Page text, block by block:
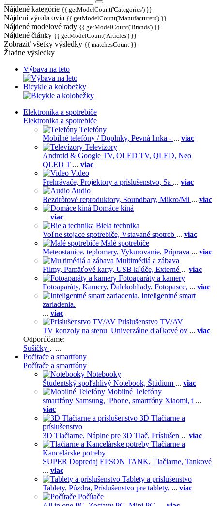
Nájdené kategórie {{ getModelCount('Categories') }}
Nájdení výrobcovia {{ getModelCount('Manufacturers') }}
Nájdené modelové rady {{ getModelCount('Brands') }}
Nájdené články {{ getModelCount('Articles') }}
Zobraziť všetky výsledky {{ matchesCount }}
Žiadne výsledky
Výbava na leto
Bicykle a kolobežky
Elektronika a spotrebiče
Elektronika a spotrebiče
Telefóny
Mobilné telefóny / Doplnky, Pevná linka - ... viac
Televízory
Android & Google TV, OLED TV, QLED, Neo
QLED T ... viac
Video
Prehrávače, Projektory a príslušenstvo, Sa ... viac
Audio
Bezdrôtové reproduktory, Soundbary, Mikro/Mi ... viac
Domáce kiná
... viac
Biela technika
Voľne stojace spotrebiče, Vstavané spotreb ... viac
Malé spotrebiče
Meteostanice, teplomery, Vykurovanie, Príprava ... viac
Multimédiá a zábava
Filmy, Pamäťové karty, USB kľúče, Externé ... viac
Fotoaparáty a kamery
Fotoaparáty, Kamery, Ďalekohľady, Fotopasce, ... viac
Inteligentné smart
zariadenia.
... viac
Príslušenstvo TV/AV
TV konzoly na stenu, Univerzálne diaľkové ov ... viac
Odporúčame:
Sušičky , ...
Počítače a smartfóny
Počítače a smartfóny
Notebooky
Študentský spoľahlivý Notebook, Štúdium ... viac
Mobilné Telefóny
smartfóny Samsung, iPhone, smartfóny Xiaomi, t ...
viac
3D Tlačiarne a
príslušenstvo
3D Tlačiarne, Náplne pre 3D Tlač, Príslušen ... viac
Tlačiarne a
Kancelárske potreby
SUPER Dopredaj EPSON TANK, Tlačiarne, Tankové
... viac
Tablety a príslušenstvo
Tablety, Púzdra, Príslušenstvo pre tablety, ... viac
Počítače